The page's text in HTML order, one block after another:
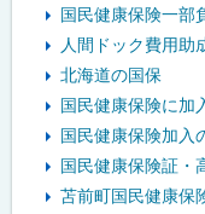
国民健康保険一部
人間ドック費用助
北海道の国保
国民健康保険に加
国民健康保険加入
国民健康保険証・
苫前町国民健康